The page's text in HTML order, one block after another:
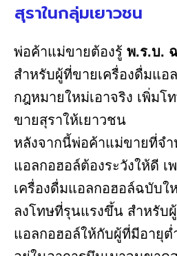
สุราในกลุ่มเยาวชน
พ่อค้าแม่ขายต้องรู้ พ.ร.บ.
สำหรับผู้ที่ขายเครื่องดื่มแอ
กฎหมายใหม่เอาจริง เพิ่มโ
ขายสุราให้เยาวชน
หลังจากนี้พ่อค้าแม่ขายที่จำ
แอลกอฮอล์ต้องระวังให้ดี เ
เครื่องดื่มแอลกอฮอล์ฉบับใ
ลงโทษที่รุนแรงขึ้น สำหรับ
แอลกอฮอล์ให้กับผู้ที่มีอายุต่